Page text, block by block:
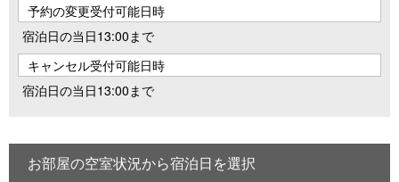
予約の変更受付可能日時
宿泊日の当日13:00まで
キャンセル受付可能日時
宿泊日の当日13:00まで
お部屋の空室状況から宿泊日を選択